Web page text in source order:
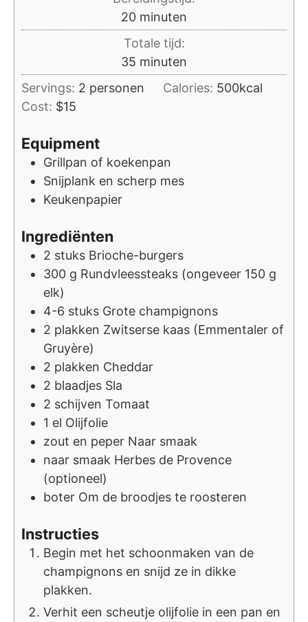
20minuten
minuten
Totale tijd:
35 minuten
minuten
Servings: 2 personen Calories: 500kcal
Cost: $15
Equipment
Grillpan of koekenpan
Snijplank en scherp mes
Keukenpapier
Ingrediënten
2 stuks Brioche-burgers
300 g Rundvleessteaks (ongeveer 150 g
elk)
4-6 stuks Grote champignons
2 plakken Zwitserse kaas (Emmentaler of
Gruyère)
2 plakken Cheddar
2 blaadjes Sla
2 schijven Tomaat
1 el Olijfolie
zout en peper Naar smaak
naar smaak Herbes de Provence
(optioneel)
boter Om de broodjes te roosteren
Instructies
Begin met het schoonmaken van de
champignons en snijd ze in dikke
plakken.
Verhit een scheutje olijfolie in een pan en